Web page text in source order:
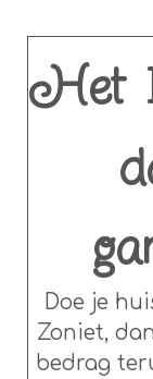
Het
Doe je
Zoniet,
bedrag